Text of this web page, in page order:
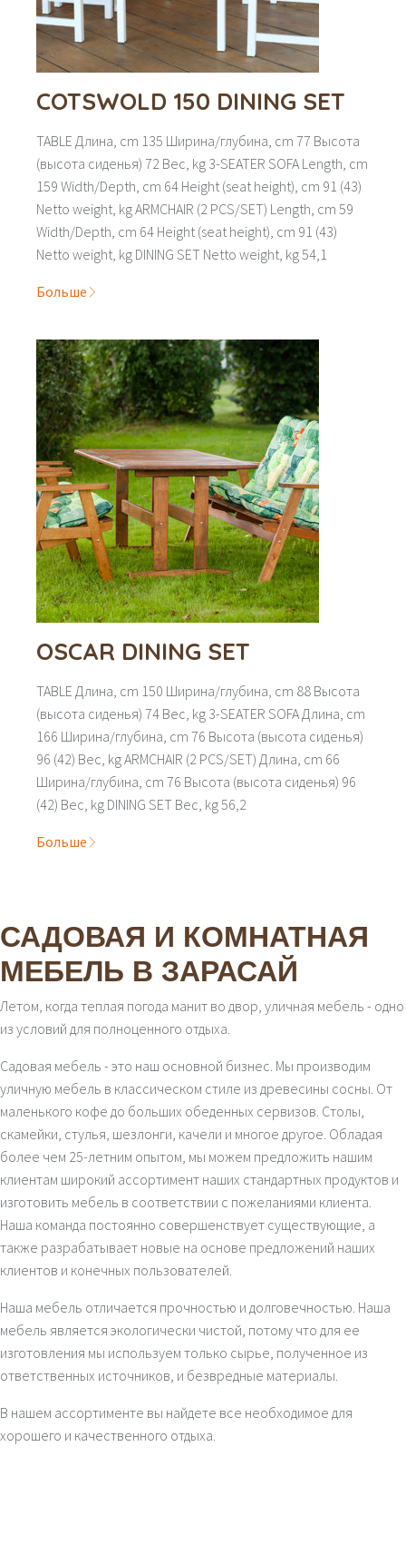
COTSWOLD 150 DINING SET
TABLE Длина, cm 135 Ширина/глубина, cm 77 Высота
(высота сиденья) 72 Вес, kg 3-SEATER SOFA Length, cm
159 Width/Depth, cm 64 Height (seat height), cm 91 (43)
Netto weight, kg ARMCHAIR (2 PCS/SET) Length, cm 59
Width/Depth, cm 64 Height (seat height), cm 91 (43)
Netto weight, kg DINING SET Netto weight, kg 54,1
Больше
OSCAR DINING SET
TABLE Длина, cm 150 Ширина/глубина, cm 88 Высота
(высота сиденья) 74 Вес, kg 3-SEATER SOFA Длина, cm
166 Ширина/глубина, cm 76 Высота (высота сиденья)
96 (42) Вес, kg ARMCHAIR (2 PCS/SET) Длина, cm 66
Ширина/глубина, cm 76 Высота (высота сиденья) 96
(42) Вес, kg DINING SET Вес, kg 56,2
Больше
САДОВАЯ И КОМНАТНАЯ
МЕБЕЛЬ В ЗАРАСАЙ
Летом, когда теплая погода манит во двор, уличная мебель - одно
из условий для полноценного отдыха.
Садовая мебель - это наш основной бизнес. Мы производим
уличную мебель в классическом стиле из древесины сосны. От
маленького кофе до больших обеденных сервизов. Столы,
скамейки, стулья, шезлонги, качели и многое другое. Обладая
более чем 25-летним опытом, мы можем предложить нашим
клиентам широкий ассортимент наших стандартных продуктов и
изготовить мебель в соответствии с пожеланиями клиента.
Наша команда постоянно совершенствует существующие, а
также разрабатывает новые на основе предложений наших
клиентов и конечных пользователей.
Наша мебель отличается прочностью и долговечностью. Наша
мебель является экологически чистой, потому что для ее
изготовления мы используем только сырье, полученное из
ответственных источников, и безвредные материалы.
В нашем ассортименте вы найдете все необходимое для
хорошего и качественного отдыха.